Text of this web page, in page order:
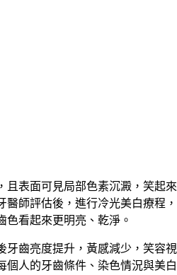
且表面可見局部色素沉澱，笑起來
醫師評估後，進行冷光美白療程，
色看起來更明亮、乾淨。
牙齒亮度提升，黃感減少，笑容視
個人的牙齒條件、染色情況與美白